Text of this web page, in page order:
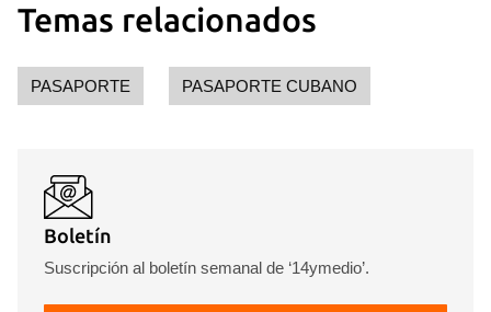
Temas relacionados
PASAPORTE PASAPORTE CUBANO
Boletín
Suscripción al boletín semanal de ‘14ymedio’.